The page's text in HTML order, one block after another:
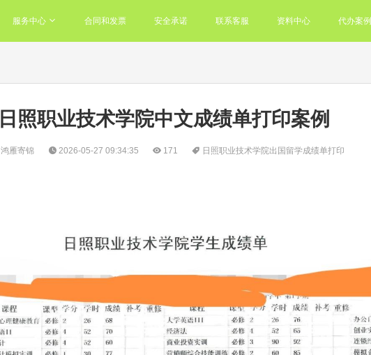
服务中心 合同和发票 安全承诺 联系客服 资料中心 代办案例
日照职业技术学院中文成绩单打印案例
鸿雁寄锦 2026-05-27 09:34:35 171 日照职业技术学院出国留学成绩单打印